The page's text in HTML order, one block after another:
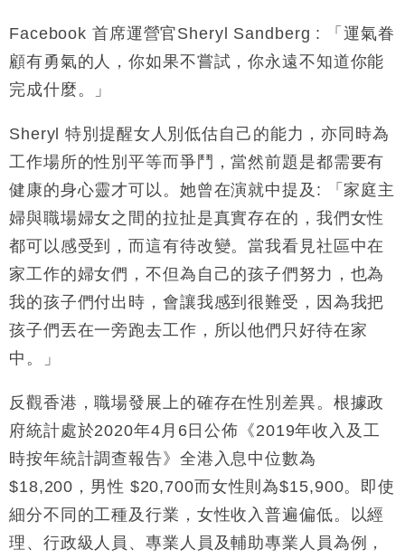
Facebook 首席運營官Sheryl Sandberg : 「運氣眷
顧有勇氣的人，你如果不嘗試，你永遠不知道你能
完成什麼。」
Sheryl 特別提醒女人別低估自己的能力，亦同時為
工作場所的性別平等而爭鬥，當然前題是都需要有
健康的身心靈才可以。她曾在演就中提及: 「家庭主
婦與職場婦女之間的拉扯是真實存在的，我們女性
都可以感受到，而這有待改變。當我看見社區中在
家工作的婦女們，不但為自己的孩子們努力，也為
我的孩子們付出時，會讓我感到很難受，因為我把
孩子們丟在一旁跑去工作，所以他們只好待在家
中。」
反觀香港，職場發展上的確存在性別差異。根據政
府統計處於2020年4月6日公佈《2019年收入及工
時按年統計調查報告》全港入息中位數為
$18,200，男性 $20,700而女性則為$15,900。即使
細分不同的工種及行業，女性收入普遍偏低。以經
理、行政級人員、專業人員及輔助專業人員為例，